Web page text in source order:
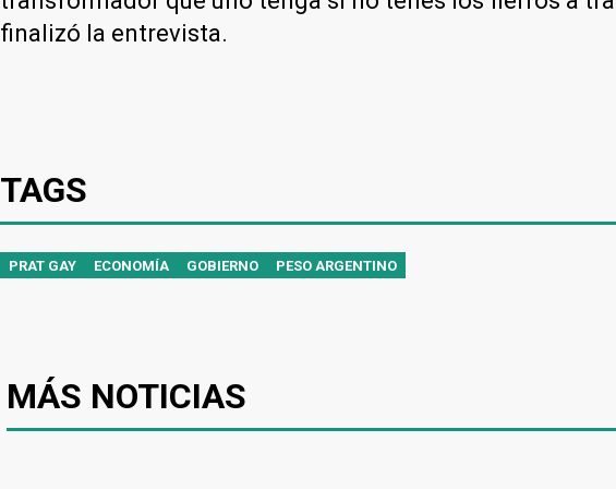
finalizó la entrevista.
TAGS
PRAT GAY ECONOMÍA GOBIERNO PESO ARGENTINO
MÁS NOTICIAS